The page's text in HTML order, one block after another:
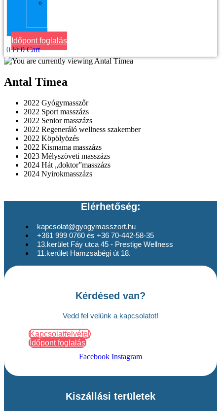
Időpont foglalás
0Ft 0 Cart
Antal Tímea
2022 Gyógymasszőr
2022 Sport masszázs
2022 Senior masszázs
2022 Regeneráló wellness szakember
2022 Köpölyözés
2022 Kismama masszázs
2023 Mélyszöveti masszázs
2024 Hát „doktor”masszázs
2024 Nyirokmasszázs
Elérhetőség:
kapcsolat@gyogymasszort.hu
+361 999 0760 és +36 70-442-58-35
13.kerület Fáy utca 45 - Prestige Wellness
11.kerület Hamzsabégi út 18.
Kérdésed van?
Vedd fel velünk a kapcsolatot!
Kapcsolatfelvétel
Időpont foglalás
Facebook Instagram
Kiszállási területek